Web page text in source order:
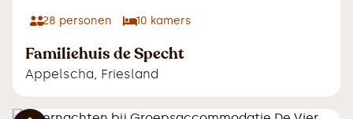
28 personen 10 kamers
Familiehuis de Specht
Appelscha, Friesland